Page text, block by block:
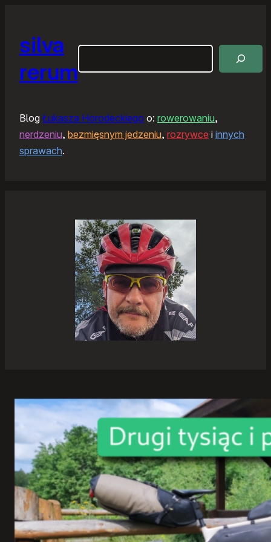
silva
rerum
Blog Łukasza Horodeckiego o: rowerowaniu,
nerdzeniu, bezmięsnym jedzeniu, rozrywce i innych
sprawach.